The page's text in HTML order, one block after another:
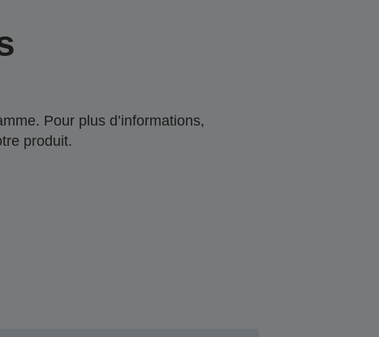
Pour plus d’informations,
produit.